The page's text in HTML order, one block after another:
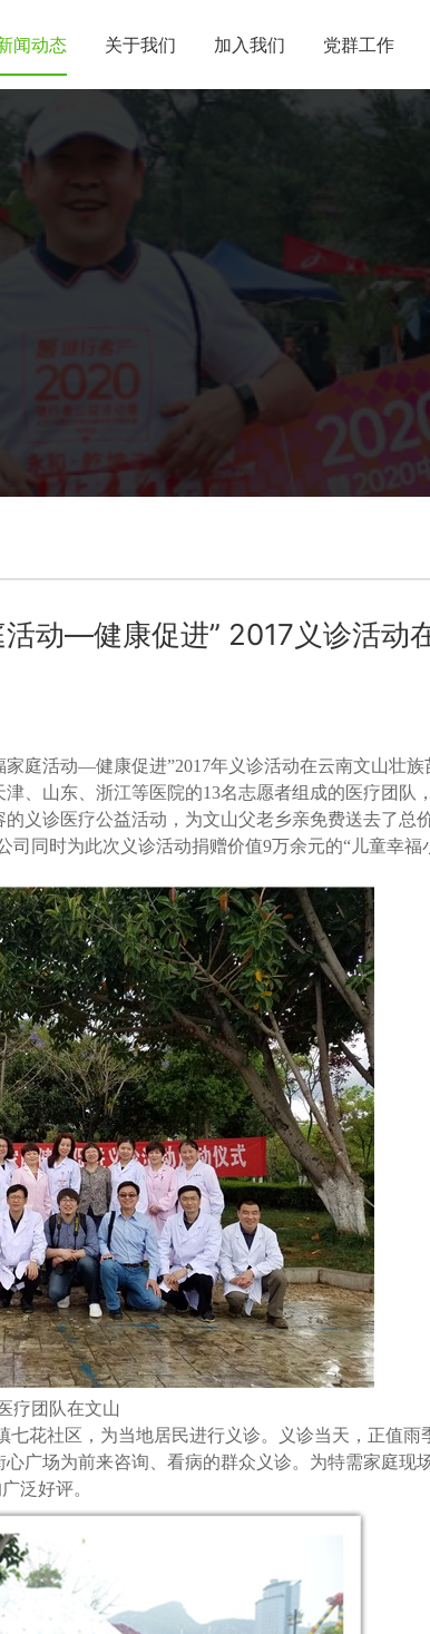
闻动态 关于我们 加入我们 党群工作
动—健康促进” 2017义诊活动
庭活动—健康促进”2017年义诊活动在云南文山壮族
、山东、浙江等医院的13名志愿者组成的医疗团队
义诊医疗公益活动，为文山父老乡亲免费送去了总
司同时为此次义诊活动捐赠价值9万余元的“儿童幸福
疗团队在文山
花社区，为当地居民进行义诊。义诊当天，正值雨
广场为前来咨询、看病的群众义诊。为特需家庭现
泛好评。